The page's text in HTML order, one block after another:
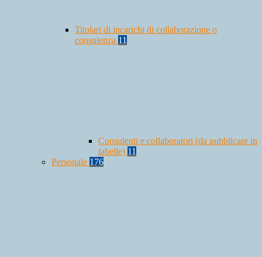
Titolari di incarichi di collaborazione o
consulenza 11
Consulenti e collaboratori (da pubblicare in
tabelle) 11
Personale 176